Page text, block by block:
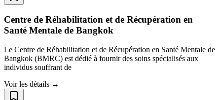
Centre de Réhabilitation et de Récupération en
Santé Mentale de Bangkok
Le Centre de Réhabilitation et de Récupération en Santé Mentale de
Bangkok (BMRC) est dédié à fournir des soins spécialisés aux
individus souffrant de
Voir les détails →